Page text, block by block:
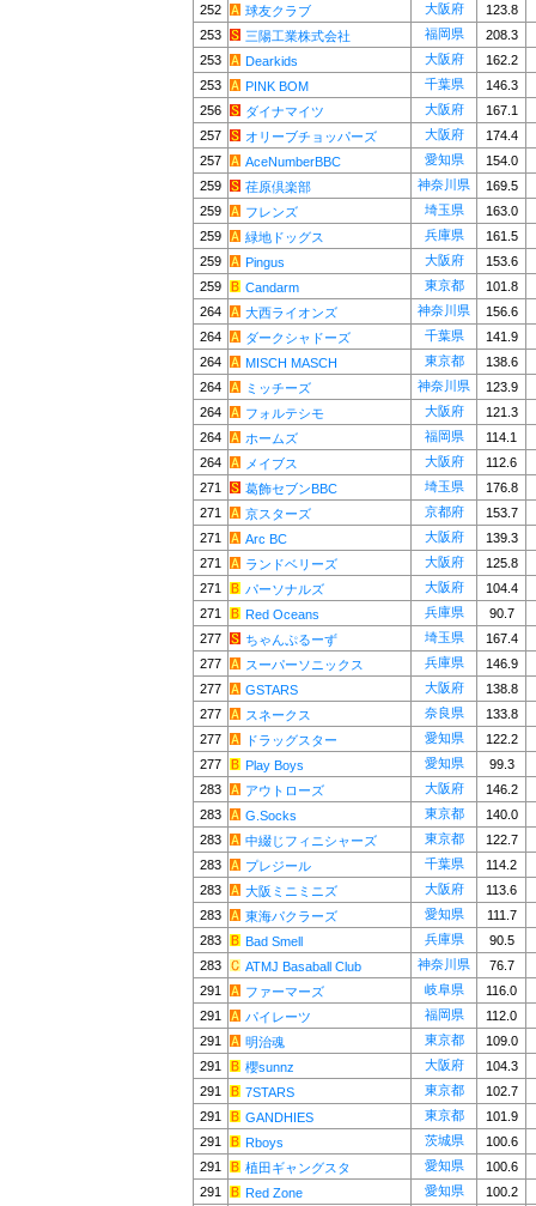
252
球友クラブ 大阪府
123.8
253
三陽工業株式会社 福岡県
208.3
253
Dearkids 大阪府
162.2
253
PINK BOM 千葉県
146.3
256
ダイナマイツ 大阪府
167.1
257
オリーブチョッパーズ 大阪府
174.4
257
AceNumberBBC 愛知県
154.0
259
荏原倶楽部 神奈川県
169.5
259
フレンズ 埼玉県
163.0
259
緑地ドッグス 兵庫県
161.5
259
Pingus 大阪府
153.6
259
Candarm 東京都
101.8
264
大西ライオンズ 神奈川県
156.6
264
ダークシャドーズ 千葉県
141.9
264
MISCH MASCH 東京都
138.6
264
ミッチーズ 神奈川県
123.9
264
フォルテシモ 大阪府
121.3
264
ホームズ 福岡県
114.1
264
メイブス 大阪府
112.6
271
葛飾セブンBBC 埼玉県
176.8
271
京スターズ 京都府
153.7
271
Arc BC 大阪府
139.3
271
ランドベリーズ 大阪府
125.8
271
パーソナルズ 大阪府
104.4
271
Red Oceans 兵庫県
90.7
277
ちゃんぷるーず 埼玉県
167.4
277
スーパーソニックス 兵庫県
146.9
277
GSTARS 大阪府
138.8
277
スネークス 奈良県
133.8
277
ドラッグスター 愛知県
122.2
277
Play Boys 愛知県
99.3
283
アウトローズ 大阪府
146.2
283
G.Socks 東京都
140.0
283
中綴じフィニシャーズ 東京都
122.7
283
プレジール 千葉県
114.2
283
大阪ミニミニズ 大阪府
113.6
283
東海パクラーズ 愛知県
111.7
283
Bad Smell 兵庫県
90.5
283
ATMJ Basaball Club 神奈川県
76.7
291
ファーマーズ 岐阜県
116.0
291
パイレーツ 福岡県
112.0
291
明治魂 東京都
109.0
291
櫻sunnz 大阪府
104.3
291
7STARS 東京都
102.7
291
GANDHIES 東京都
101.9
291
Rboys 茨城県
100.6
291
植田ギャングスタ 愛知県
100.6
291
Red Zone 愛知県 100.2